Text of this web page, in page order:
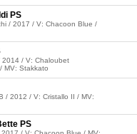
PS
/ 2017 / V: Chacoon Blue /
2014 / V: Chaloubet
MV: Stakkato
/ 2012 / V: Cristallo II / MV:
PS